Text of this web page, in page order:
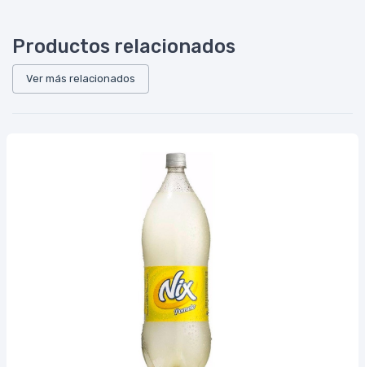
Productos relacionados
Ver más relacionados